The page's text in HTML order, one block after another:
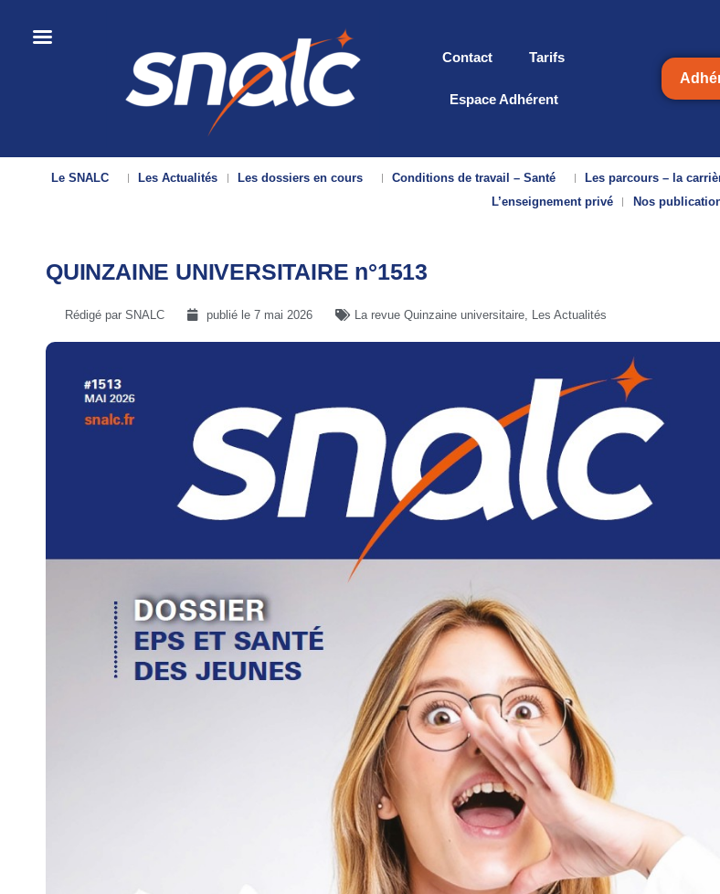
Contact Tarifs
Espace Adhérent
Le SNALC Les Actualités Les dossiers en cours Conditions de travail – Santé Les parcours – la
L’enseignement privé
Nos
QUINZAINE UNIVERSITAIRE n°1513
Rédigé par SNALC publié le 7 mai 2026 La revue Quinzaine universitaire, Les Actualités